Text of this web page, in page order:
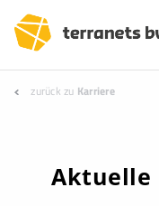
zurück zu Karriere
Aktuelle